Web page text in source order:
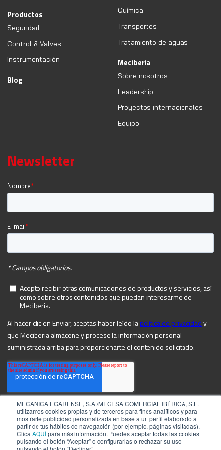
MECANICA EGARENSE, S.A./MECESA COMERCIAL IBÉRICA, S.L.
utilizamos cookies propias y de terceros para fines analíticos y para
mostrarte publicidad personalizada en base a un perfil elaborado a
partir de tus hábitos de navegación (por ejemplo, páginas visitadas).
Clica AQUÍpara más información. Puedes aceptar todas las cookies
pulsando el botón “Aceptar” o configurarlas o rechazar su uso
pulsando el botón “Declinar”.
Productos
Seguridad
Control & Valves
Instrumentación
Blog
Química
Transportes
Tratamiento de aguas
Meciberia
Sobre nosotros
Leadership
Proyectos internacionales
Equipo